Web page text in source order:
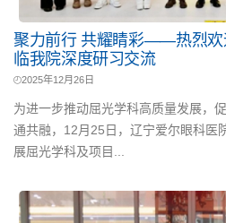
聚力前行 共耀睛彩——热烈欢
临我院深度研习交流
2025年12月26日
为进一步推动屈光学科高质量发展，
通共融，12月25日，辽宁爱尔眼科医
展屈光学科及项目...